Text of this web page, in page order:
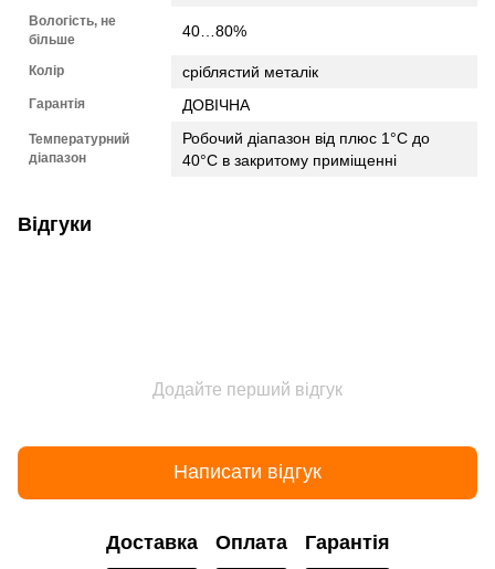
Вологість, не
більше
40…80%
Колір сріблястий металік
Гарантія ДОВІЧНА
Температурний
діапазон
Робочий діапазон від плюс 1°С до
40°С в закритому приміщенні
Відгуки
Додайте перший відгук
Написати відгук
Доставка Оплата Гарантія